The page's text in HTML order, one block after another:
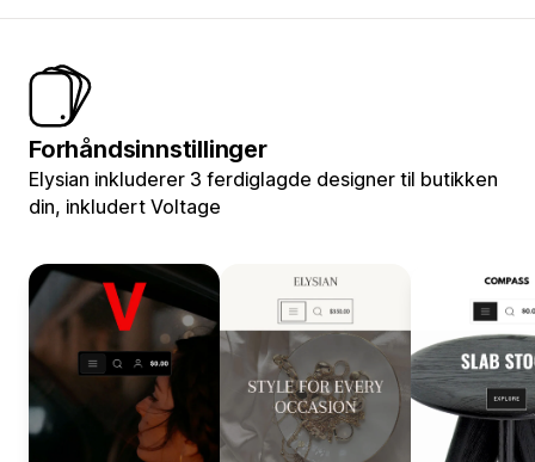
Forhåndsinnstillinger
Elysian inkluderer 3 ferdiglagde designer til butikken
din, inkludert Voltage